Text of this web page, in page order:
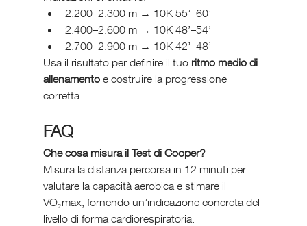
2.200–2.300 m → 10K 55’–60’
2.400–2.600 m → 10K 48’–54’
2.700–2.900 m → 10K 42’–48’
Usa il risultato per definire il tuo ritmo medio di
allenamento e costruire la progressione
corretta.
FAQ
Che cosa misura il Test di Cooper?
Misura la distanza percorsa in 12 minuti per
valutare la capacità aerobica e stimare il
VO₂max, fornendo un’indicazione concreta del
livello di forma cardiorespiratoria.